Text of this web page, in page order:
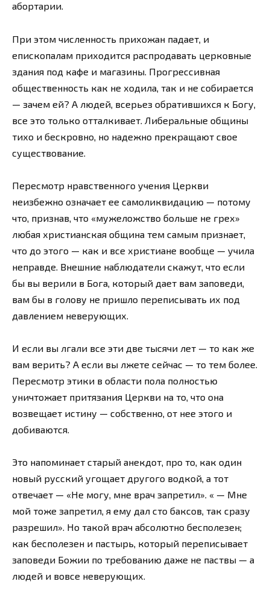
абортарии.
При этом численность прихожан падает, и
епископалам приходится распродавать церковные
здания под кафе и магазины. Прогрессивная
общественность как не ходила, так и не собирается
— зачем ей? А людей, всерьез обратившихся к Богу,
все это только отталкивает. Либеральные общины
тихо и бескровно, но надежно прекращают свое
существование.
Пересмотр нравственного учения Церкви
неизбежно означает ее самоликвидацию — потому
что, признав, что «мужеложство больше не грех»
любая христианская община тем самым признает,
что до этого — как и все христиане вообще — учила
неправде. Внешние наблюдатели скажут, что если
бы вы верили в Бога, который дает вам заповеди,
вам бы в голову не пришло переписывать их под
давлением неверующих.
И если вы лгали все эти две тысячи лет — то как же
вам верить? А если вы лжете сейчас — то тем более.
Пересмотр этики в области пола полностью
уничтожает притязания Церкви на то, что она
возвещает истину — собственно, от нее этого и
добиваются.
Это напоминает старый анекдот, про то, как один
новый русский угощает другого водкой, а тот
отвечает — «Не могу, мне врач запретил». « — Мне
мой тоже запретил, я ему дал сто баксов, так сразу
разрешил». Но такой врач абсолютно бесполезен;
как бесполезен и пастырь, который переписывает
заповеди Божии по требованию даже не паствы — а
людей и вовсе неверующих.